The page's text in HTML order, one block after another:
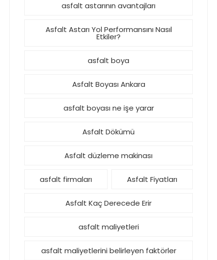
asfalt astarının avantajları
Asfalt Astarı Yol Performansını Nasıl
Etkiler?
asfalt boya
Asfalt Boyası Ankara
asfalt boyası ne işe yarar
Asfalt Dökümü
Asfalt düzleme makinası
asfalt firmaları Asfalt Fiyatları
Asfalt Kaç Derecede Erir
asfalt maliyetleri
asfalt maliyetlerini belirleyen faktörler